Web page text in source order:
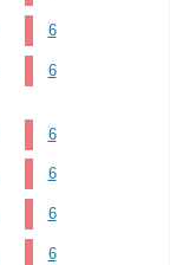
6
6
6
6
6
6